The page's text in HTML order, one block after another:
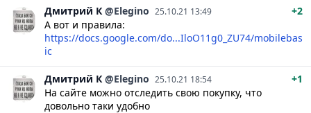
Дмитрий К @Elegino 25.10.21 13:49
+2
А вот и правила:
https://docs.google.com/do...IloO11g0_ZU74/mobilebas
ic
Дмитрий К @Elegino 25.10.21 18:54
+1
На сайте можно отследить свою покупку, что
довольно таки удобно